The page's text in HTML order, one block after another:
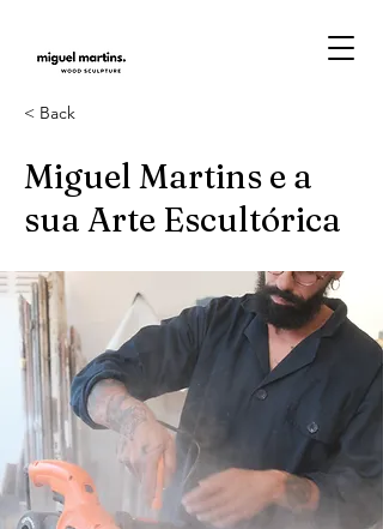
< Back
Miguel Martins e a
sua Arte Escultórica